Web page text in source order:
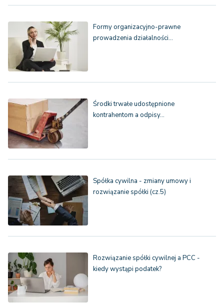
Formy organizacyjno-prawne
prowadzenia działalności…
Środki trwałe udostępnione
kontrahentom a odpisy…
Spółka cywilna - zmiany umowy i
rozwiązanie spółki (cz.5)
Rozwiązanie spółki cywilnej a PCC -
kiedy wystąpi podatek?